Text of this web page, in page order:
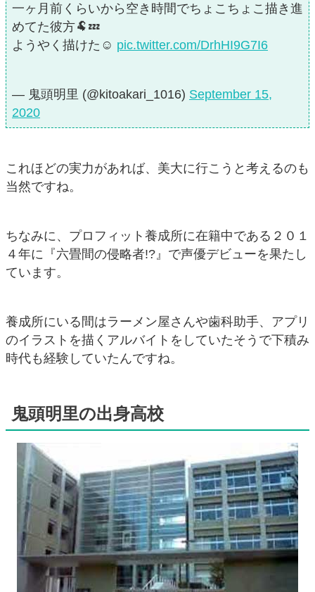
一ヶ月前くらいから空き時間でちょこちょこ描き進
めてた彼方🐏💤
ようやく描けた☺️ pic.twitter.com/DrhHI9G7I6
— 鬼頭明里 (@kitoakari_1016) September 15,
2020
これほどの実力があれば、美大に行こうと考えるのも
当然ですね。
ちなみに、プロフィット養成所に在籍中である２０１
４年に『六畳間の侵略者!?』で声優デビューを果たし
ています。
養成所にいる間はラーメン屋さんや歯科助手、アプリ
のイラストを描くアルバイトをしていたそうで下積み
時代も経験していたんですね。
鬼頭明里の出身高校